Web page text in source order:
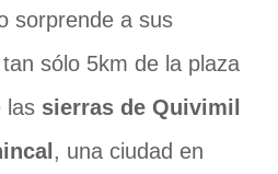
sorprende a sus
sólo 5km de la plaza
las sierras de Quivimil
, una ciudad en